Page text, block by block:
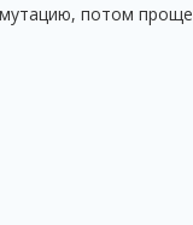
потом проще